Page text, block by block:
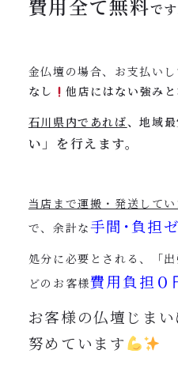
費用全て無料です
金仏壇の場合、お支払いし
なし
他店にはない強み
石川県内であれば、地域
い」を行えます。
当店まで運搬・発送して
で、余計な手間･負担
処分に必要とされる、「
どのお客様費用負担
お客様の仏壇じま
努めています